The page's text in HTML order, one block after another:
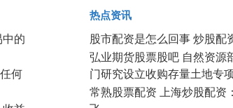
中的
何
热点资讯
股市配资是怎么回事 炒股配
弘业期货股票股吧 自然资源
门研究设立收购存量土地专
常熟股票配资 上海炒股配资